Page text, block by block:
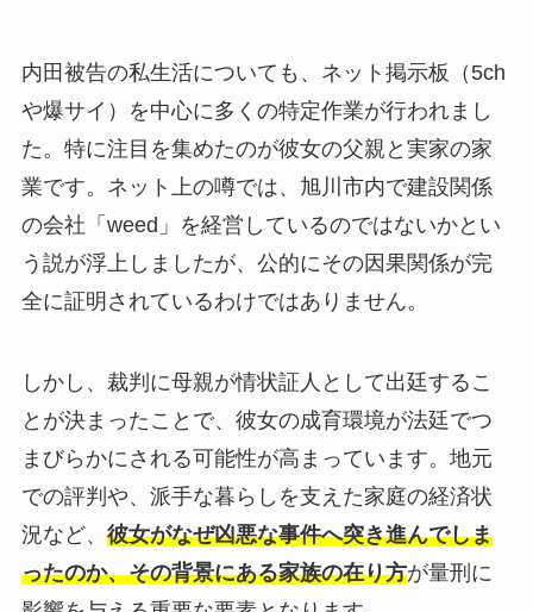
内田被告の私生活についても、ネット掲示板（5ch
や爆サイ）を中心に多くの特定作業が行われまし
た。特に注目を集めたのが彼女の父親と実家の家
業です。ネット上の噂では、旭川市内で建設関係
の会社「weed」を経営しているのではないかとい
う説が浮上しましたが、公的にその因果関係が完
全に証明されているわけではありません。
しかし、裁判に母親が情状証人として出廷するこ
とが決まったことで、彼女の成育環境が法廷でつ
まびらかにされる可能性が高まっています。地元
での評判や、派手な暮らしを支えた家庭の経済状
況など、 彼女がなぜ凶悪な事件へ突き進んでしま
ったのか、その背景にある家族の在り方が量刑に